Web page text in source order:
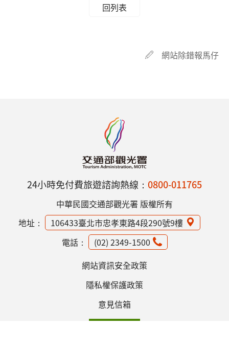
回列表
網站除錯報馬仔
24小時免付費旅遊諮詢熱線： 0800-011765
中華民國交通部觀光署 版權所有
地址：
106433臺北市忠孝東路4段290號9樓
電話：
(02) 2349-1500
網站資訊安全政策
隱私權保護政策
意見信箱